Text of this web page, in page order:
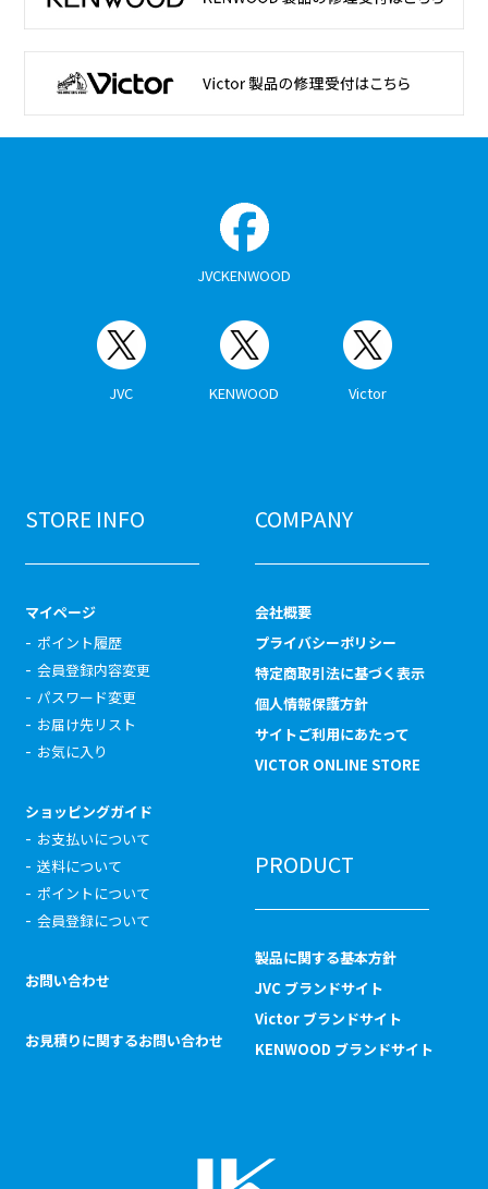
JVCKENWOOD
JVC KENWOOD Victor
STORE INFO
マイページ
ポイント履歴
会員登録内容変更
パスワード変更
お届け先リスト
お気に入り
ショッピングガイド
お支払いについて
送料について
ポイントについて
会員登録について
お問い合わせ
お見積りに関するお問い合わせ
COMPANY
会社概要
プライバシーポリシー
特定商取引法に基づく表示
個人情報保護方針
サイトご利用にあたって
VICTOR ONLINE STORE
PRODUCT
製品に関する基本方針
JVC ブランドサイト
Victor ブランドサイト
KENWOOD ブランドサイト